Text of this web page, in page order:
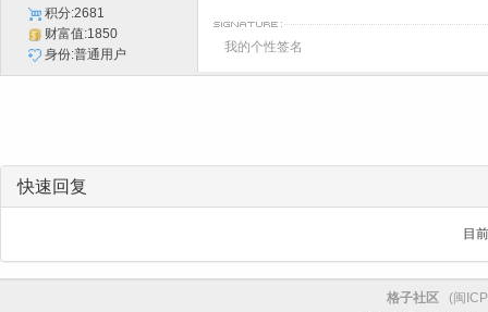
积分:2681
财富值:1850
身份:普通用户
我的个性签名
快速回复
目
格子社区 (闽